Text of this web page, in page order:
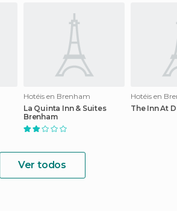
Hotéis en Brenham
La Quinta Inn & Suites
Brenham
Hotéis en
The Inn At
Ver todos